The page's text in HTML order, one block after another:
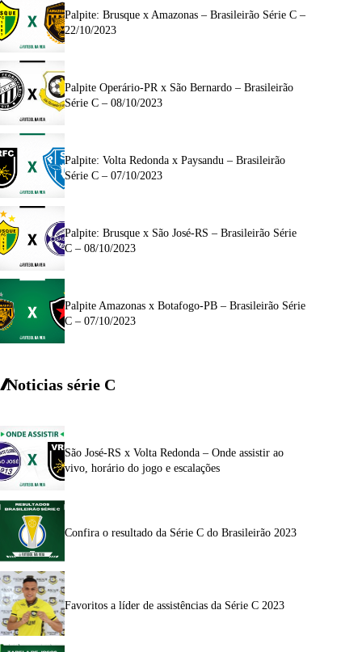
Palpite: Brusque x Amazonas – Brasileirão Série C –
22/10/2023
Palpite Operário-PR x São Bernardo – Brasileirão
Série C – 08/10/2023
Palpite: Volta Redonda x Paysandu – Brasileirão
Série C – 07/10/2023
Palpite: Brusque x São José-RS – Brasileirão Série
C – 08/10/2023
Palpite Amazonas x Botafogo-PB – Brasileirão Série
C – 07/10/2023
Noticias série C
São José-RS x Volta Redonda – Onde assistir ao
vivo, horário do jogo e escalações
Confira o resultado da Série C do Brasileirão 2023
Favoritos a líder de assistências da Série C 2023